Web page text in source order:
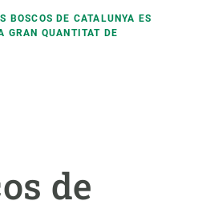
BOSCOS DE CATALUNYA ES
GRAN QUANTITAT DE
de